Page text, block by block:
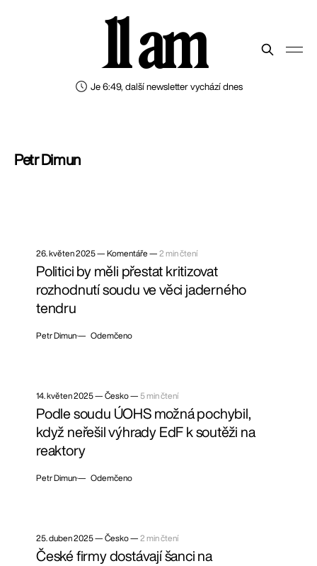
Je 6:49, další newsletter vychází dnes
11 am
Petr Dimun
26. květen 2025— Komentáře — 2 min čtení
Politici by měli přestat kritizovat
rozhodnutí soudu ve věci jaderného
tendru
Petr Dimun— Odemčeno
14. květen 2025— Česko — 5 min čtení
Podle soudu ÚOHS možná pochybil,
když neřešil výhrady EdF k soutěži na
reaktory
Petr Dimun— Odemčeno
25. duben 2025— Česko — 2 min čtení
České firmy dostávají šanci na